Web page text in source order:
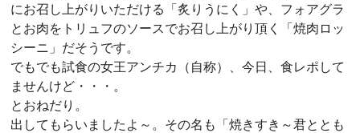
にお召し上がりいただける「炙りうにく」や、フォアグラ
とお肉をトリュフのソースでお召し上がり頂く「焼肉ロッ
シーニ」だそうです。
でもでも試食の女王アンチカ（自称）、今日、食レポして
ませんけど・・・。
とおねだり。
出してもらいましたよ～。その名も「焼きすき～君ととも